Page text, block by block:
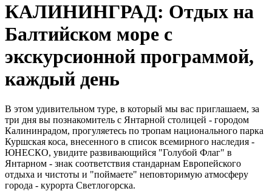
КАЛИНИНГРАД: Отдых на
Балтийском море с
экскурсионной программой,
каждый день
В этом удивительном туре, в который мы вас приглашаем, за
три дня вы познакомитель с Янтарной столицей - городом
Калининрадом, прогуляетесь по тропам национального парка
Куршская коса, внесенного в список всемирного наследия -
ЮНЕСКО, увидите развивающийся "Голубой Флаг" в
Янтарном - знак соответствия стандарнам Европейского
отдыха и чистоты и "поймаете" неповторимую атмосферу
города - курорта Светлогорска.